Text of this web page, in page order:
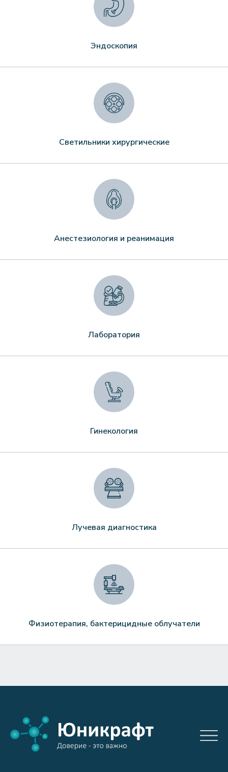
Эндоскопия
Светильники хирургические
Анестезиология и реанимация
Лаборатория
Гинекология
Лучевая диагностика
Физиотерапия, бактерицидные облучатели